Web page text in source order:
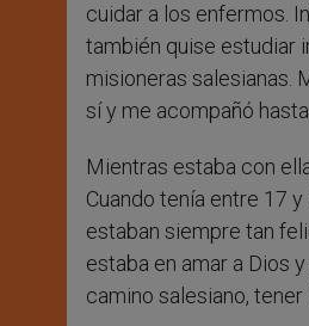
cuidar a los enfermos.
también quise estudiar
misioneras salesianas.
sí y me acompañó
Mientras estaba con
Cuando tenía entre 17
estaban siempre tan
estaba en amar a Dios
camino salesiano,